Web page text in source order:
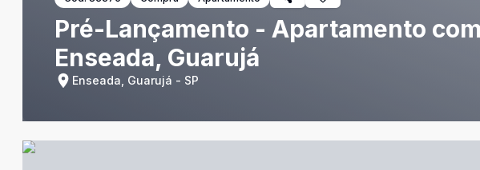
Pré-Lançamento - Apartamento
Enseada, Guarujá
Enseada, Guarujá - SP